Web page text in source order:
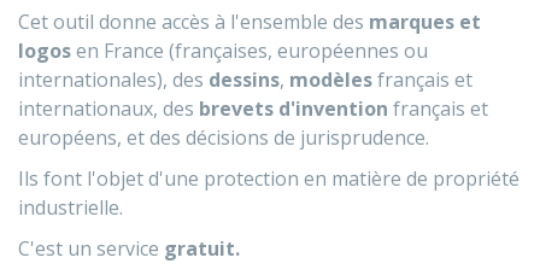
Cet outil donne accès à l'ensemble des marques et
logosen France (françaises, européennes ou
internationales), des dessins, modèlesfrançais et
internationaux, des brevets d'invention français et
européens, et des décisions de jurisprudence.
Ils font l'objet d'une protection en matière de propriété
industrielle.
C'est un service gratuit.